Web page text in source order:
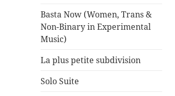
Basta Now (Women, Trans &
Non-Binary in Experimental
Music)
La plus petite subdivision
Solo Suite